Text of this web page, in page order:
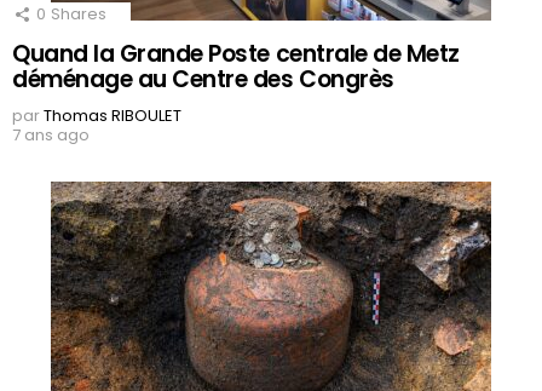
0 Shares
Quand la Grande Poste centrale de Metz
déménage au Centre des Congrès
parThomas RIBOULET
7 ans ago